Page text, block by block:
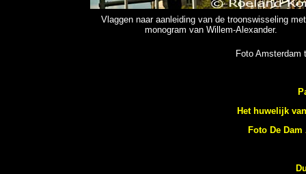
Vlaggen naar aanleiding van de troonswisseling
monogram van Willem-Alexander.
Foto Amsterdam
Het huwelijk
Foto De